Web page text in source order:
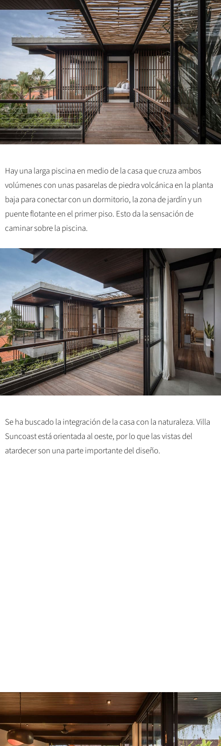
Hay una larga piscina en medio de la casa que cruza ambos
volúmenes con unas pasarelas de piedra volcánica en la planta
baja para conectar con un dormitorio, la zona de jardín y un
puente flotante en el primer piso. Esto da la sensación de
caminar sobre la piscina.
Se ha buscado la integración de la casa con la naturaleza. Villa
Suncoast está orientada al oeste, por lo que las vistas del
atardecer son una parte importante del diseño.